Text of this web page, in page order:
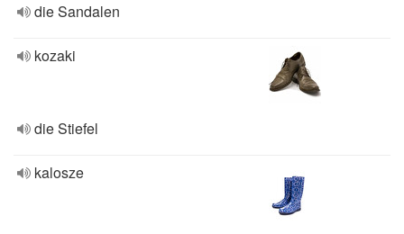
die Sandalen
kozaki
die Stiefel
kalosze